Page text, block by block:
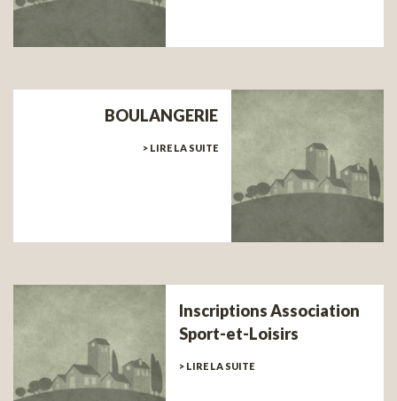
BOULANGERIE
> LIRE LA SUITE
Inscriptions Association
Sport-et-Loisirs
> LIRE LA SUITE